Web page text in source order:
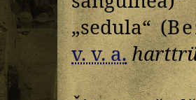
„sedula“ (
v. v. a.